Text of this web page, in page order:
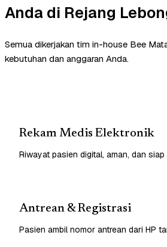
Anda di Rejang
Semua dikerjakan tim in-house Bee
kebutuhan dan anggaran Anda.
Rekam Medis Elektronik
Riwayat pasien digital, aman, dan siap
Antrean & Registrasi
Pasien ambil nomor antrean dari HP